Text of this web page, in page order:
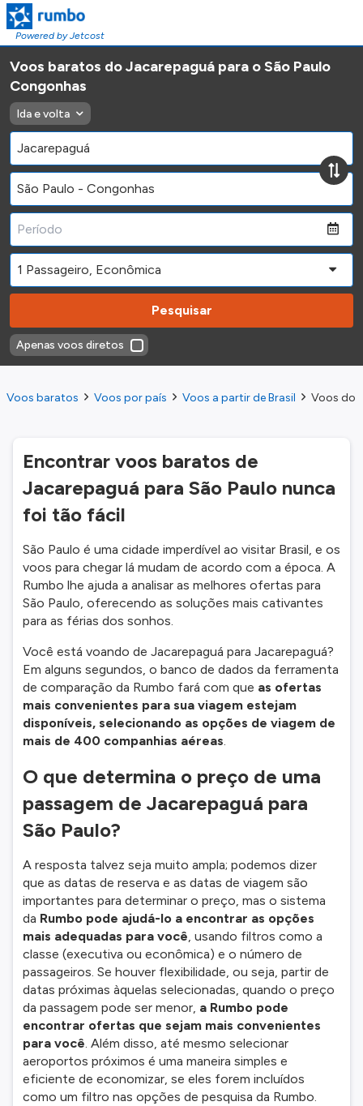
Powered by Jetcost
Voos baratos do Jacarepaguá para o São Paulo
Congonhas
Ida e volta
Pesquisar
Apenas voos diretos
Voos baratos Voos por país Voos a partir de Brasil Voos do
Encontrar voos baratos de
Jacarepaguá para São Paulo nunca
foi tão fácil
São Paulo é uma cidade imperdível ao visitar Brasil, e os
voos para chegar lá mudam de acordo com a época. A
Rumbo lhe ajuda a analisar as melhores ofertas para
São Paulo, oferecendo as soluções mais cativantes
para as férias dos sonhos.
Você está voando de Jacarepaguá para Jacarepaguá?
Em alguns segundos, o banco de dados da ferramenta
de comparação da Rumbo fará com que as ofertas
mais convenientes para sua viagem estejam
disponíveis, selecionando as opções de viagem de
mais de 400 companhias aéreas.
O que determina o preço de uma
passagem de Jacarepaguá para
São Paulo?
A resposta talvez seja muito ampla; podemos dizer
que as datas de reserva e as datas de viagem são
importantes para determinar o preço, mas o sistema
da Rumbo pode ajudá-lo a encontrar as opções
mais adequadas para você, usando filtros como a
classe (executiva ou econômica) e o número de
passageiros. Se houver flexibilidade, ou seja, partir de
datas próximas àquelas selecionadas, quando o preço
da passagem pode ser menor, a Rumbo pode
encontrar ofertas que sejam mais convenientes
para você. Além disso, até mesmo selecionar
aeroportos próximos é uma maneira simples e
eficiente de economizar, se eles forem incluídos
como um filtro nas opções de pesquisa da Rumbo.